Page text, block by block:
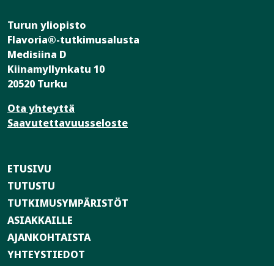
Turun yliopisto
Flavoria®-tutkimusalusta
Medisiina D
Kiinamyllynkatu 10
20520 Turku
Ota yhteyttä
Saavutettavuusseloste
ETUSIVU
TUTUSTU
TUTKIMUSYMPÄRISTÖT
ASIAKKAILLE
AJANKOHTAISTA
YHTEYSTIEDOT